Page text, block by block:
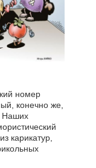
номер
конечно же,
карикатур,